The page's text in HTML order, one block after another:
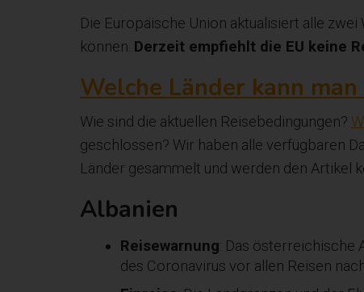
Die Europäische Union aktualisiert alle
können. Derzeit empfiehlt die EU keine
Welche Länder kann
Wie sind die aktuellen Reisebedingungen?
geschlossen? Wir haben alle verfügbaren
Länder gesammelt und werden den Artikel
Albanien
Reisewarnung: Das österreichische
des Coronavirus vor allen Reisen